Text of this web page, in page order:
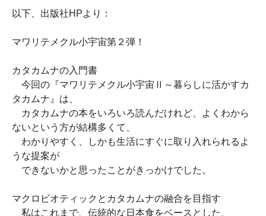
以下、出版社HPより：
マワリテメクル小宇宙第２弾！
カタカムナの入門書
今回の『マワリテメクル小宇宙Ⅱ～暮らしに活かすカ
タカムナ』は、
カタカムナの本をいろいろ読んだけれど、よくわから
ないという方が結構多くて、
わかりやすく、しかも生活にすぐに取り入れられるよ
うな提案が
できないかと思ったことがきっかけでした。
マクロビオティックとカタカムナの融合を目指す
私はこれまで、伝統的な日本食をベースとした、